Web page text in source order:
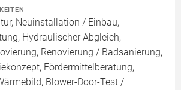
Neuinstallation / Einbau,
Hydraulischer Abgleich,
Renovierung / Badsanierung,
Fördermittelberatung,
Blower-Door-Test /